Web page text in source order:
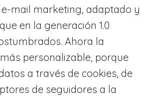
mail marketing, adaptado y
en la generación 1.0
Ahora la
personalizable, porque
a través de cookies, de
de seguidores a la